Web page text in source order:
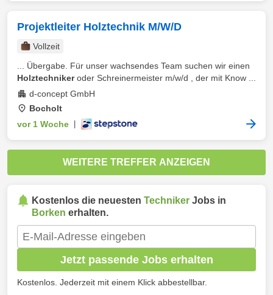
Projektleiter Holztechnik M/W/D
Vollzeit
... Übergabe. Für unser wachsendes Team suchen wir einen
Holztechnikeroder Schreinermeister m/w/d , der mit Know ...
d-concept GmbH
Bocholt
vor 1 Woche
WEITERE TREFFER ANZEIGEN
Kostenlos die neuesten Techniker Jobs in
Borken erhalten.
Jetzt passende Jobs erhalten
Kostenlos. Jederzeit mit einem Klick abbestellbar.